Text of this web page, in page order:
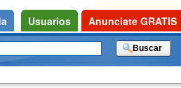
Usuarios Anunciate GRATIS